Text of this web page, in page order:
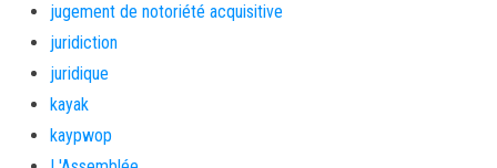
jugement de notoriété acquisitive
juridiction
juridique
kayak
kaypwop